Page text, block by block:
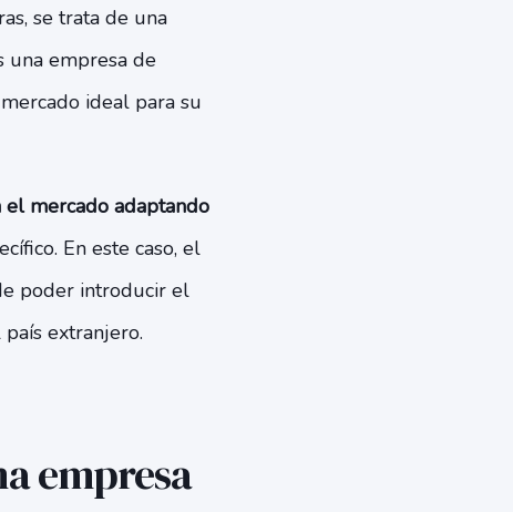
se trata de una
una empresa de
ideal para su
mercado adaptando
En este caso, el
poder introducir el
extranjero.
empresa